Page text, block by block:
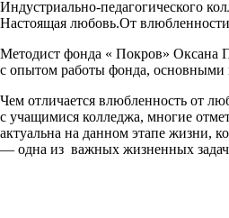
Индустриально-педагогического
Настоящая любовь.От
Методист фонда « Покров» Оксана
с опытом работы фонда, основными
Чем отличается влюбленность от
с учащимися колледжа, многие
актуальна на данном этапе жизни,
— одна из важных жизненных